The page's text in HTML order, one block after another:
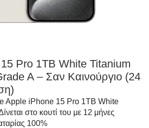
Pro 1TB White Titanium
A – Σαν Καινούργιο (24
Apple iPhone 15 Pro 1TB White
στο κουτί του με 12 μήνες
100%